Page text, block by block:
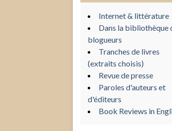
Internet & littérature
Dans la bibliothèque
blogueurs
Tranches de livres
(extraits choisis)
Revue de presse
Paroles d'auteurs et
d'éditeurs
Book Reviews in